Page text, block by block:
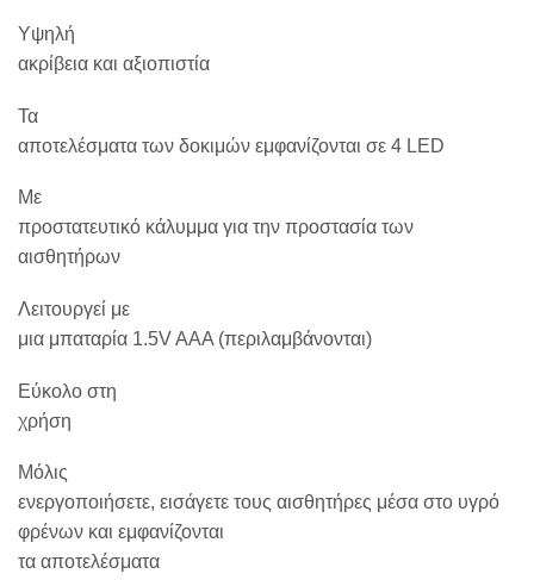
Υψηλή
ακρίβεια και αξιοπιστία
Τα
αποτελέσματα των δοκιμών εμφανίζονται σε 4 LED
Με
προστατευτικό κάλυμμα για την προστασία των
αισθητήρων
Λειτουργεί με
μια μπαταρία 1.5V AAA (περιλαμβάνονται)
Εύκολο στη
χρήση
Μόλις
ενεργοποιήσετε, εισάγετε τους αισθητήρες μέσα στο υγρό
φρένων και εμφανίζονται
τα αποτελέσματα